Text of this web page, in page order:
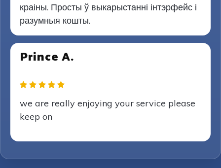
краіны. Просты ў выкарыстанні інтэрфейс і
разумныя кошты.
Prince A.
we are really enjoying your service please
keep on